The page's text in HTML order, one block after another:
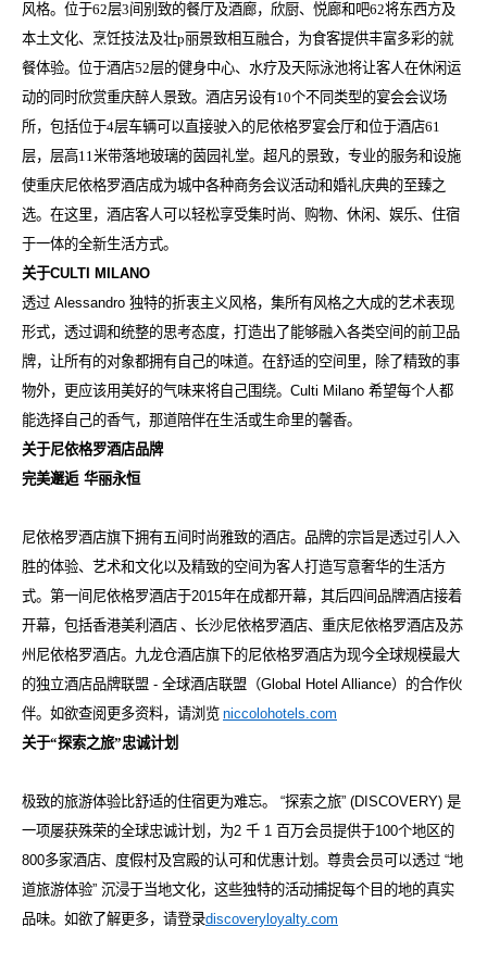
风格。位于62层3间别致的餐厅及酒廊，欣厨、悦廊和吧62将东西方及
本土文化、烹饪技法及壮p丽景致相互融合，为食客提供丰富多彩的就
餐体验。位于酒店52层的健身中心、水疗及天际泳池将让客人在休闲运
动的同时欣赏重庆醉人景致。酒店另设有10个不同类型的宴会会议场
所，包括位于4层车辆可以直接驶入的尼依格罗宴会厅和位于酒店61
层，层高11米带落地玻璃的茵园礼堂。超凡的景致，专业的服务和设施
使重庆尼依格罗酒店成为城中各种商务会议活动和婚礼庆典的至臻之
选。在这里，酒店客人可以轻松享受集时尚、购物、休闲、娱乐、住宿
于一体的全新生活方式。
关于CULTI MILANO
透过 Alessandro 独特的折衷主义风格，集所有风格之大成的艺术表现
形式，透过调和统整的思考态度，打造出了能够融入各类空间的前卫品
牌，让所有的对象都拥有自己的味道。在舒适的空间里，除了精致的事
物外，更应该用美好的气味来将自己围绕。 Culti Milano 希望每个人都
能选择自己的香气，那道陪伴在生活或生命里的馨香。
关于尼依格罗酒店品牌
完美邂逅 华丽永恒
尼依格罗酒店旗下拥有五间时尚雅致的酒店。品牌的宗旨是透过引人入
胜的体验、艺术和文化以及精致的空间为客人打造写意奢华的生活方
式。第一间尼依格罗酒店于2015年在成都开幕，其后四间品牌酒店接着
开幕，包括香港美利酒店 、长沙尼依格罗酒店、重庆尼依格罗酒店及苏
州尼依格罗酒店。九龙仓酒店旗下的尼依格罗酒店为现今全球规模最大
的独立酒店品牌联盟 - 全球酒店联盟（Global Hotel Alliance）的合作伙
伴。如欲查阅更多资料，请浏览 niccolohotels.com
关于“探索之旅”忠诚计划
极致的旅游体验比舒适的住宿更为难忘。 “探索之旅” (DISCOVERY) 是
一项屡获殊荣的全球忠诚计划，为2 千 1 百万会员提供于100个地区的
800多家酒店、度假村及宫殿的认可和优惠计划。尊贵会员可以透过 “地
道旅游体验” 沉浸于当地文化，这些独特的活动捕捉每个目的地的真实
品味。如欲了解更多，请登录discoveryloyalty.com